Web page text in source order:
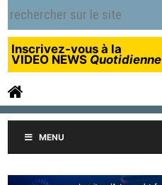
Inscrivez-vous à la
VIDEO NEWS Quotidienne
MENU